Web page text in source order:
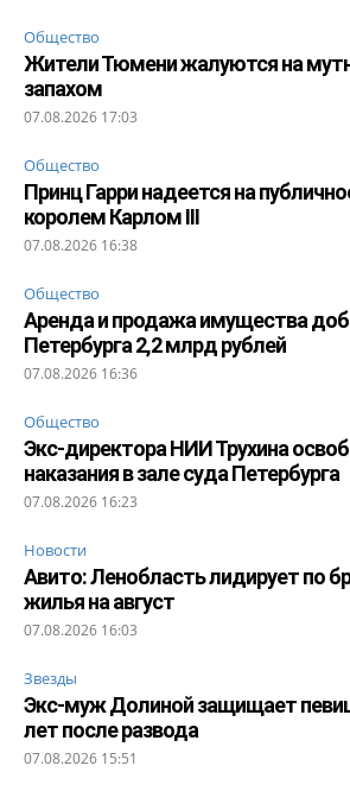
Общество
Жители Тюмени жалуются на
запахом
07.08.2026 17:03
Общество
Принц Гарри надеется на
королем Карлом III
07.08.2026 16:38
Общество
Аренда и продажа имущества
Петербурга 2,2 млрд рублей
07.08.2026 16:36
Общество
Экс-директора НИИ Трухина
наказания в зале суда Петербурга
07.08.2026 16:23
Новости
Авито: Ленобласть лидирует по
жилья на август
07.08.2026 16:03
Звезды
Экс-муж Долиной защищает
лет после развода
07.08.2026 15:51